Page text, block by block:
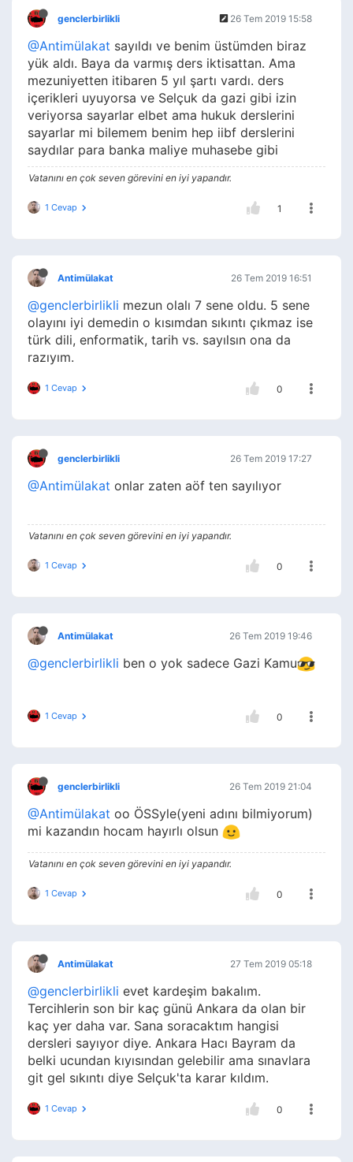
genclerbirlikli 26 Tem 2019 15:58
@Antimülakat sayıldı ve benim üstümden biraz
yük aldı. Baya da varmış ders iktisattan. Ama
mezuniyetten itibaren 5 yıl şartı vardı. ders
içerikleri uyuyorsa ve Selçuk da gazi gibi izin
veriyorsa sayarlar elbet ama hukuk derslerini
sayarlar mi bilemem benim hep iibf derslerini
saydılar para banka maliye muhasebe gibi
Vatanını en çok seven görevini en iyi yapandır.
1 Cevap 1
Antimülakat 26 Tem 2019 16:51
@genclerbirlikli mezun olalı 7 sene oldu. 5 sene
olayını iyi demedin o kısımdan sıkıntı çıkmaz ise
türk dili, enformatik, tarih vs. sayılsın ona da
razıyım.
1 Cevap 0
genclerbirlikli 26 Tem 2019 17:27
@Antimülakat onlar zaten aöf ten sayılıyor
Vatanını en çok seven görevini en iyi yapandır.
1 Cevap 0
Antimülakat 26 Tem 2019 19:46
@genclerbirlikli ben o yok sadece Gazi Kamu
1 Cevap 0
genclerbirlikli 26 Tem 2019 21:04
@Antimülakat oo ÖSSyle(yeni adını bilmiyorum)
mi kazandın hocam hayırlı olsun
Vatanını en çok seven görevini en iyi yapandır.
1 Cevap 0
Antimülakat 27 Tem 2019 05:18
@genclerbirlikli evet kardeşim bakalım.
Tercihlerin son bir kaç günü Ankara da olan bir
kaç yer daha var. Sana soracaktım hangisi
dersleri sayıyor diye. Ankara Hacı Bayram da
belki ucundan kıyısından gelebilir ama sınavlara
git gel sıkıntı diye Selçuk'ta karar kıldım.
1 Cevap 0